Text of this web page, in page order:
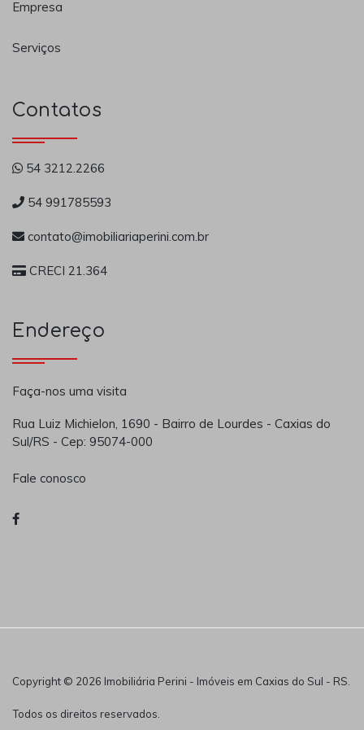
Empresa
Serviços
Contatos
54 3212.2266
54 991785593
contato@imobiliariaperini.com.br
CRECI 21.364
Endereço
Faça-nos uma visita
Rua Luiz Michielon, 1690 - Bairro de Lourdes - Caxias do
Sul/RS - Cep: 95074-000
Fale conosco
Copyright © 2026 Imobiliária Perini - Imóveis em Caxias do Sul - RS.
Todos os direitos reservados.